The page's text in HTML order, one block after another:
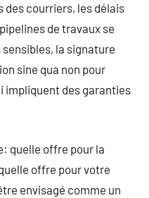
des courriers, les délais
de travaux se
la signature
sine qua non pour
impliquent des garanties
quelle offre pour la
offre pour votre
envisagé comme un